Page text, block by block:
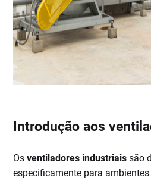
Introdução aos
Osventiladores industriais são
especificamente para